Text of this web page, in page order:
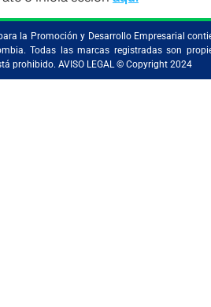
la Promoción y Desarrollo Empresarial
Todas las marcas registradas son
prohibido. AVISO LEGAL © Copyright 2024